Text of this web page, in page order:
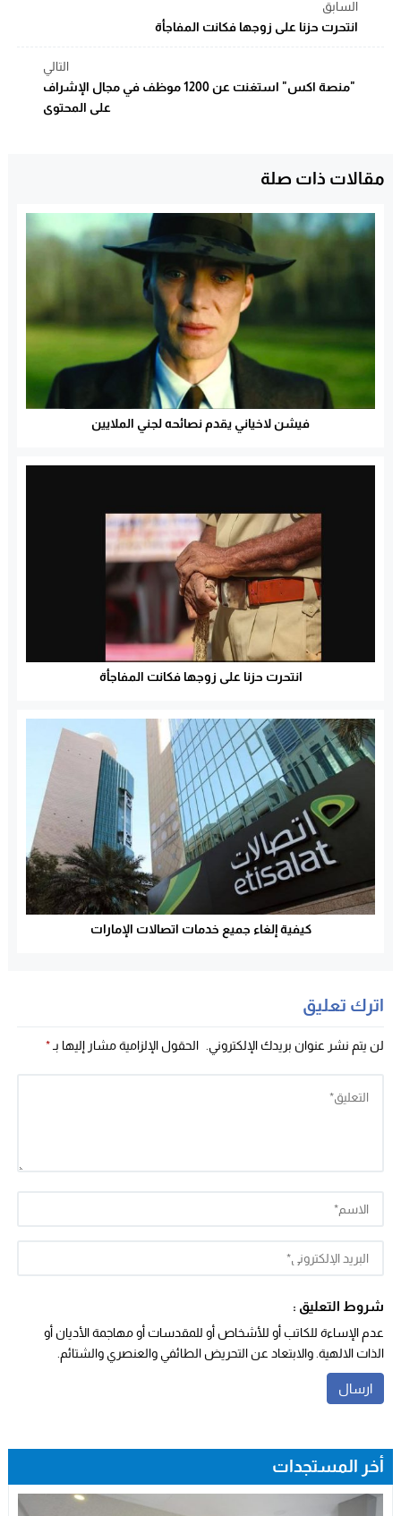
السابق
انتحرت حزنا على زوجها فكانت المفاجأة
التالي
"منصة اكس" استغنت عن 1200 موظف في مجال الإشراف
على المحتوى
مقالات ذات صلة
فيشن لاخياني يقدم نصائحه لجني الملايين
انتحرت حزنا على زوجها فكانت المفاجأة
كيفية إلغاء جميع خدمات اتصالات الإمارات
اترك تعليق
لن يتم نشر عنوان بريدك الإلكتروني. الحقول الإلزامية مشار إليها بـ *
شروط التعليق :
عدم الإساءة للكاتب أو للأشخاص أو للمقدسات أو مهاجمة الأديان أو
الذات الالهية. والابتعاد عن التحريض الطائفي والعنصري والشتائم.
أخر المستجدات